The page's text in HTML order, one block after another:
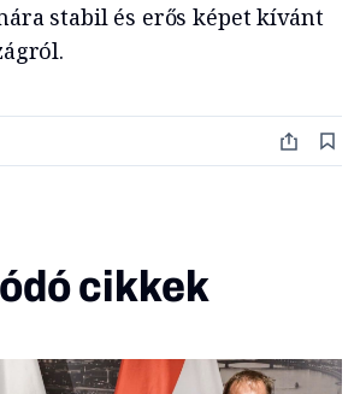
stabil és erős képet kívánt
cikkek